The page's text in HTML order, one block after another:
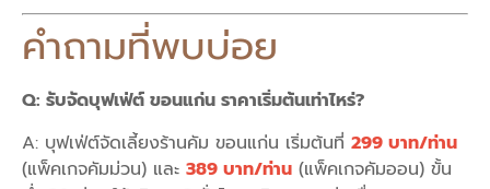
คำถามที่พบบ่อย
Q: รับจัดบุฟเฟ่ต์ ขอนแก่น ราคาเริ่มต้นเท่าไหร่?
A: บุฟเฟ่ต์จัดเลี้ยงร้านคัม ขอนแก่น เริ่มต้นที่ 299 บาท/ท่าน
(แพ็คเกจคัมม่วน) และ 389 บาท/ท่าน (แพ็คเกจคัมออน) ขั้น